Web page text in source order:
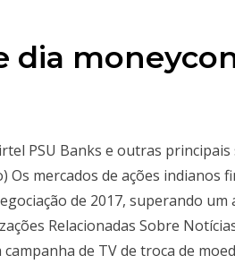
dia
PSU Banks e outras
mercados de ações indianos
de 2017, superando um
Relacionadas Sobre
campanha de TV de troca de